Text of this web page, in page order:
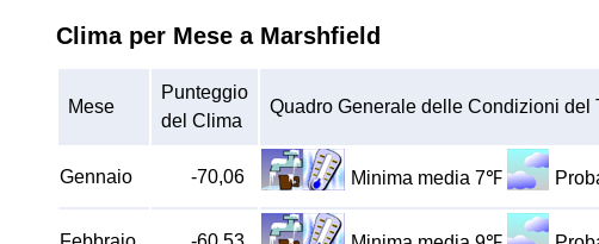
Clima per Mese a Marshfield
Mese
Punteggio
del Clima
Quadro Generale delle Condizioni del
Gennaio -70,06 Minima media 7℉